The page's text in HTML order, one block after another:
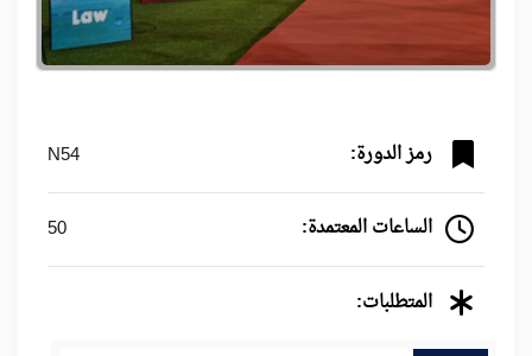
رمز الدورة: N54
الساعات المعتمدة: 50
المتطلبات: